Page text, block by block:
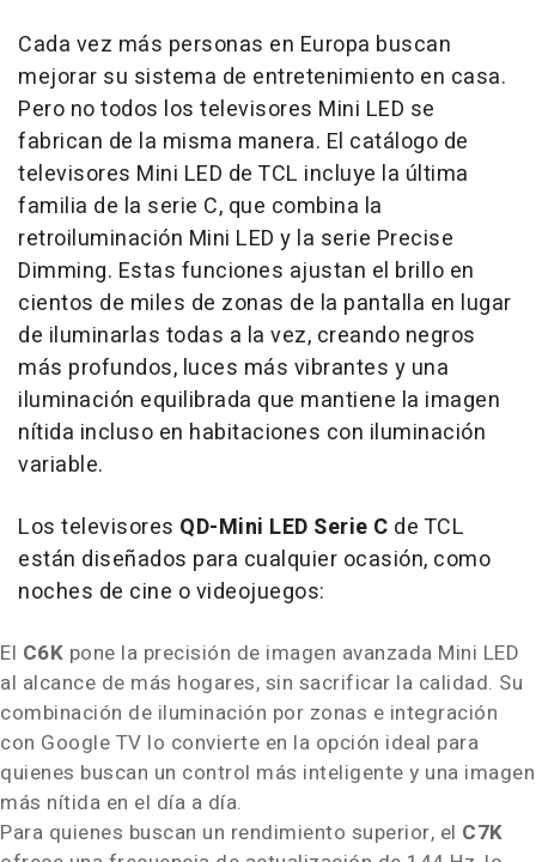
Cada vez más personas en Europa buscan
mejorar su sistema de entretenimiento en casa.
Pero no todos los televisores Mini LED se
fabrican de la misma manera. El catálogo de
televisores Mini LED de TCL incluye la última
familia de la serie C, que combina la
retroiluminación Mini LED y la serie Precise
Dimming. Estas funciones ajustan el brillo en
cientos de miles de zonas de la pantalla en lugar
de iluminarlas todas a la vez, creando negros
más profundos, luces más vibrantes y una
iluminación equilibrada que mantiene la imagen
nítida incluso en habitaciones con iluminación
variable.
Los televisores QD-Mini LED Serie C de TCL
están diseñados para cualquier ocasión, como
noches de cine o videojuegos:
El C6K pone la precisión de imagen avanzada Mini LED
al alcance de más hogares, sin sacrificar la calidad. Su
combinación de iluminación por zonas e integración
con Google TV lo convierte en la opción ideal para
quienes buscan un control más inteligente y una imagen
más nítida en el día a día.
Para quienes buscan un rendimiento superior, el C7K